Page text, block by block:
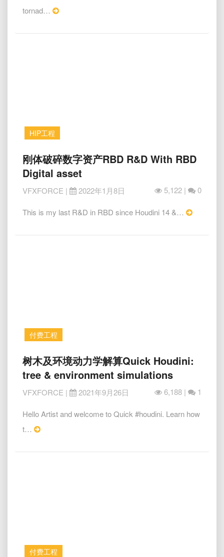
Pyro
Tornado
tornad…
Read
HIP工程
刚
体
破
碎
字
产
刚体破碎数字资产RBD R&D With RBD
Digital asset
VFXFORCE | 2022年1月8日 5,122 | 0
This is my last R&D in RBD since Houdini 14 &…
Read
付费工程
树
木
及
环
动
力
学
树木及环境动力学解算Quick Houdini:
tree & environment simulations
VFXFORCE | 2021年9月26日 6,188 | 1
Hello Artist and welcome to Quick #houdini. Learn how
t…
Read
付费工程